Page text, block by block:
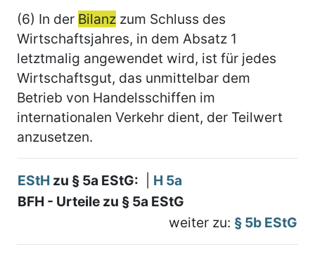
(6) In der Bilanz zum Schluss des
Wirtschaftsjahres, in dem Absatz 1
letztmalig angewendet wird, ist für jedes
Wirtschaftsgut, das unmittelbar dem
Betrieb von Handelsschiffen im
internationalen Verkehr dient, der Teilwert
anzusetzen.
EStH zu § 5a EStG:
H 5a
BFH - Urteile zu § 5a EStG
weiter zu: § 5b EStG